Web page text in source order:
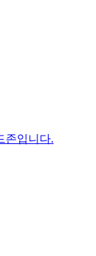
존입니다.